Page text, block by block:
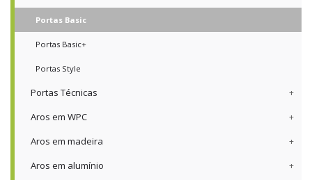
Portas Basic
Portas Basic+
Portas Style
Portas Técnicas
Aros em WPC
Aros em madeira
Aros em alumínio